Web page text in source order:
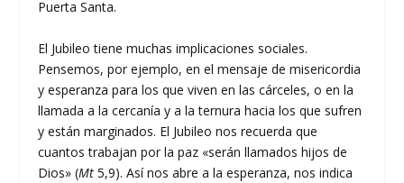
Puerta Santa.
El Jubileo tiene muchas implicaciones sociales.
Pensemos, por ejemplo, en el mensaje de misericordia
y esperanza para los que viven en las cárceles, o en la
llamada a la cercanía y a la ternura hacia los que sufren
y están marginados. El Jubileo nos recuerda que
cuantos trabajan por la paz «serán llamados hijos de
Dios» (Mt 5,9). Así nos abre a la esperanza, nos indica